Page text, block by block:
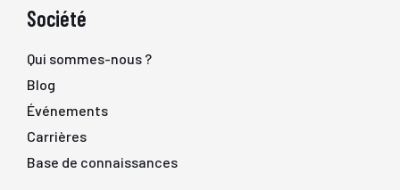
Société
Qui sommes-nous ?
Blog
Événements
Carrières
Base de connaissances